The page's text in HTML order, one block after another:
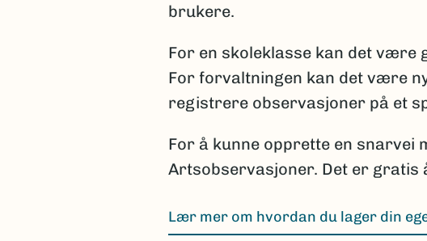
brukere.
For en skoleklasse kan det
For forvaltningen kan det være
registrere observasjoner på et
For å kunne opprette en snarvei
Artsobservasjoner. Det er
Lær mer om hvordan du lager din
(Ekstern lenke)